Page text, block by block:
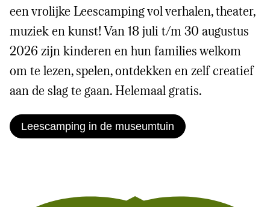
een vrolijke Leescamping vol verhalen, theater,
muziek en kunst! Van 18 juli t/m 30 augustus
2026 zijn kinderen en hun families welkom
om te lezen, spelen, ontdekken en zelf creatief
aan de slag te gaan. Helemaal gratis.
Leescamping in de museumtuin